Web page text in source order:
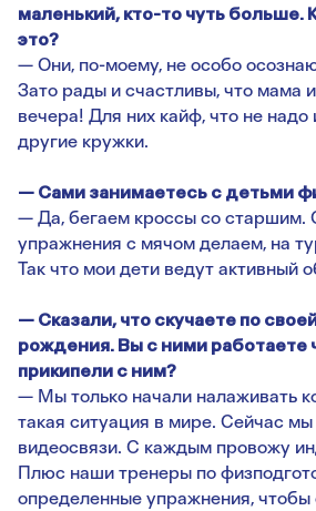
маленький, кто-то чуть больше.
это?
— Они, по-моему, не особо
Зато рады и счастливы, что мама
вечера! Для них кайф, что не надо
другие кружки.
— Сами занимаетесь с детьми
— Да, бегаем кроссы со старшим.
упражнения с мячом делаем, на
Так что мои дети ведут активный
— Сказали, что скучаете по
рождения. Вы с ними работаете
прикипели с ним?
— Мы только начали налаживать
такая ситуация в мире. Сейчас
видеосвязи. С каждым провожу
Плюс наши тренеры по
определенные упражнения,